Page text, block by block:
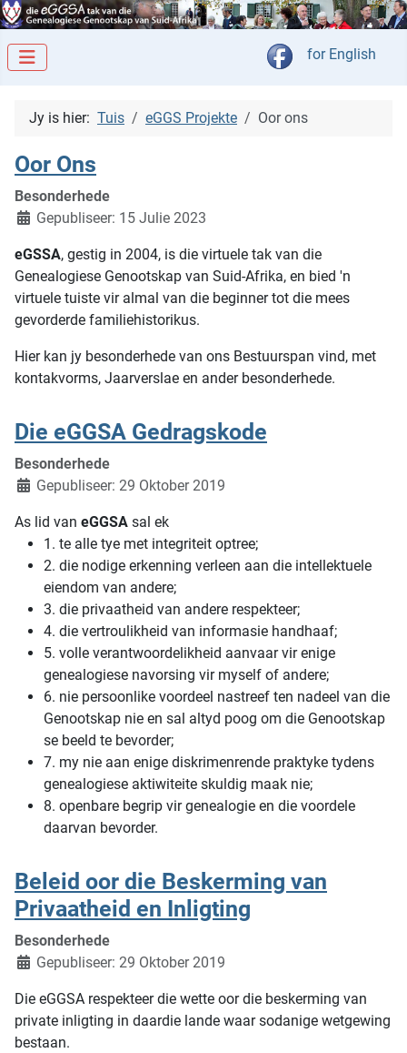
Kies jou taal
for English
Jy is hier: Tuis eGGS Projekte Oor ons
Oor Ons
Besonderhede
Gepubliseer: 15 Julie 2023
eGSSA, gestig in 2004, is die virtuele tak van die
Genealogiese Genootskap van Suid-Afrika, en bied 'n
virtuele tuiste vir almal van die beginner tot die mees
gevorderde familiehistorikus.
Hier kan jy besonderhede van ons Bestuurspan vind, met
kontakvorms, Jaarverslae en ander besonderhede.
Die eGGSA Gedragskode
Besonderhede
Gepubliseer: 29 Oktober 2019
As lid van eGGSA sal ek
1. te alle tye met integriteit optree;
2. die nodige erkenning verleen aan die intellektuele
eiendom van andere;
3. die privaatheid van andere respekteer;
4. die vertroulikheid van informasie handhaaf;
5. volle verantwoordelikheid aanvaar vir enige
genealogiese navorsing vir myself of andere;
6. nie persoonlike voordeel nastreef ten nadeel van die
Genootskap nie en sal altyd poog om die Genootskap
se beeld te bevorder;
7. my nie aan enige diskrimenrende praktyke tydens
genealogiese aktiwiteite skuldig maak nie;
8. openbare begrip vir genealogie en die voordele
daarvan bevorder.
Beleid oor die Beskerming van
Privaatheid en Inligting
Besonderhede
Gepubliseer: 29 Oktober 2019
Die eGGSA respekteer die wette oor die beskerming van
private inligting in daardie lande waar sodanige wetgewing
bestaan.